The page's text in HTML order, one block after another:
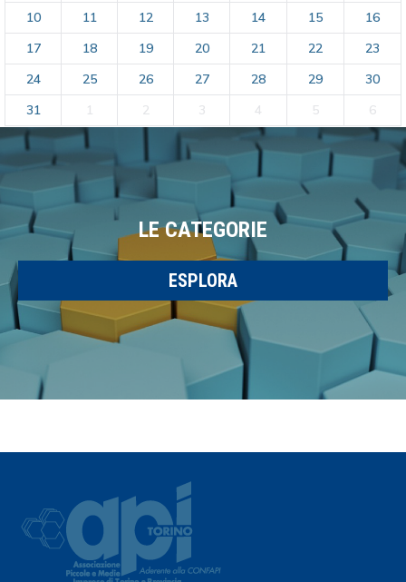
10
11 12 13 14 15
16
17
18 19 20 21 22
23
24
25 26 27 28 29
30
31
1 2 3 4 5 6
LE CATEGORIE
ESPLORA